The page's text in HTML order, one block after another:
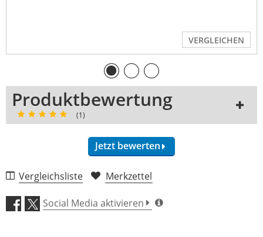
VERGLEICHEN
Produktbewertung
(1)
Jetzt bewerten
Klang (5,0)
Vergleichsliste Merkzettel
Social Media aktivieren